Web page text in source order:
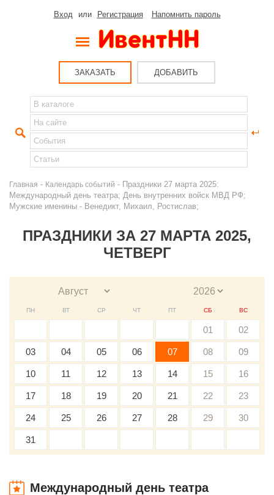
Вход или Регистрация Напомнить пароль
ЗАКАЗАТЬ ДОБАВИТЬ
Главная - Календарь событий - Праздники 27 марта 2025:
Международный день театра; День внутренних войск МВД РФ;
Мужские именины - Венедикт, Михаил, Ростислав;
ПРАЗДНИКИ ЗА 27 МАРТА 2025,
ЧЕТВЕРГ
ПН ВТ СР ЧТ ПТ СБ ВС
01 02
03 04 05 06 07 08 09
10 11 12 13 14 15 16
17 18 19 20 21 22 23
24 25 26 27 28 29 30
31
Международный день театра